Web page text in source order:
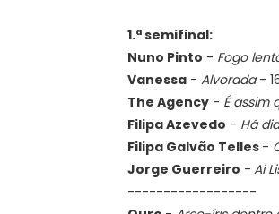
1.ª semifinal:
Nuno Pinto - Fogo
Vanessa - Alvorada-
The Agency - É assim
Filipa Azevedo - Há
Filipa Galvão Telles -
Jorge Guerreiro - Ai
------------------